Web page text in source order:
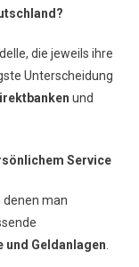
die jeweils ihre
Unterscheidung
und
Service
denen man
und Geldanlagen